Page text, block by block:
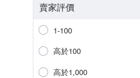
賣家評價
1-100
高於100
高於1,000